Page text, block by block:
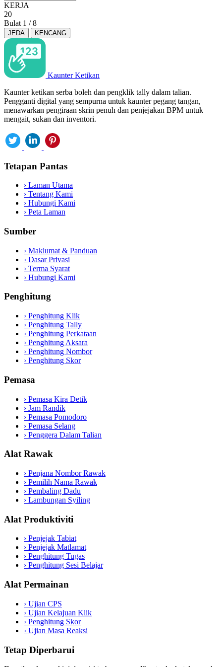
KERJA
20
Bulat 1 /8
JEDA KENCANG
Kaunter Ketikan
Kaunter ketikan serba boleh dan pengklik tally dalam talian.
Pengganti digital yang sempurna untuk kaunter pegang tangan,
menawarkan pengiraan skrin penuh dan penjejakan BPM untuk
mengait, sukan dan inventori.
Tetapan Pantas
› Laman Utama
› Tentang Kami
› Hubungi Kami
› Peta Laman
Sumber
› Maklumat & Panduan
› Dasar Privasi
› Terma Syarat
› Hubungi Kami
Penghitung
› Penghitung Klik
› Penghitung Tally
› Penghitung Perkataan
› Penghitung Aksara
› Penghitung Nombor
› Penghitung Skor
Pemasa
› Pemasa Kira Detik
› Jam Randik
› Pemasa Pomodoro
› Pemasa Selang
› Penggera Dalam Talian
Alat Rawak
› Penjana Nombor Rawak
› Pemilih Nama Rawak
› Pembaling Dadu
› Lambungan Syiling
Alat Produktiviti
› Penjejak Tabiat
› Penjejak Matlamat
› Penghitung Tugas
› Penghitung Sesi Belajar
Alat Permainan
› Ujian CPS
› Ujian Kelajuan Klik
› Penghitung Skor
› Ujian Masa Reaksi
Tetap Diperbarui